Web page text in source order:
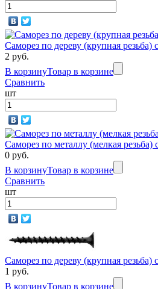
Саморез по дереву (крупная
2 руб.
В корзинуТовар в корзине
Сравнить
шт
Саморез по металлу (мелкая
0 руб.
В корзинуТовар в корзине
Сравнить
шт
Саморез по дереву (крупная
1 руб.
В корзинуТовар в корзине